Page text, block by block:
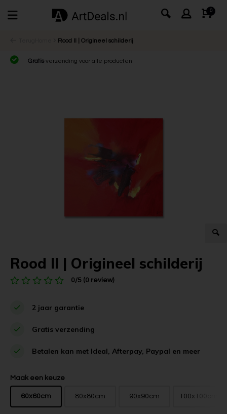
0
Rood II | Origineel schilderij
Gratis verzending voor alle producten
Rood II | Origineel schilderij
0/5 (0 review)
2 jaar garantie
Gratis verzending
Betalen kan met Ideal, Afterpay, Paypal en meer
Maak een keuze
60x60cm 80x80cm 90x90cm 100x100cm